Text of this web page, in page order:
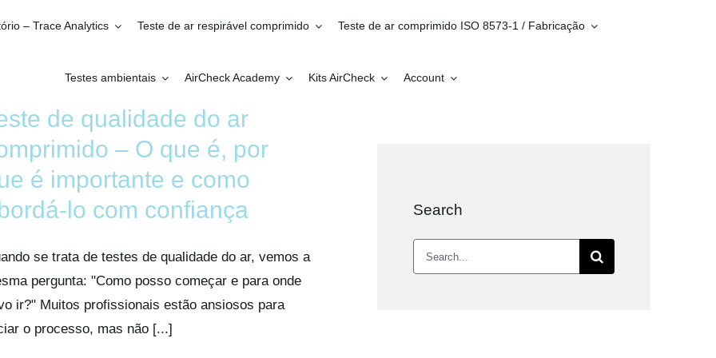
– Trace Analytics Teste de ar respirável comprimido Teste de ar comprimido ISO 8573-1 / Fabricação
Testes ambientais AirCheck Academy Kits AirCheck Account
de qualidade do ar
– O que é, por
é importante e como
lo com confiança
se trata de testes de qualidade do ar, vemos a
pergunta: "Como posso começar e para onde
ir?" Muitos profissionais estão ansiosos para
o processo, mas não [...]
Search
Search
for: